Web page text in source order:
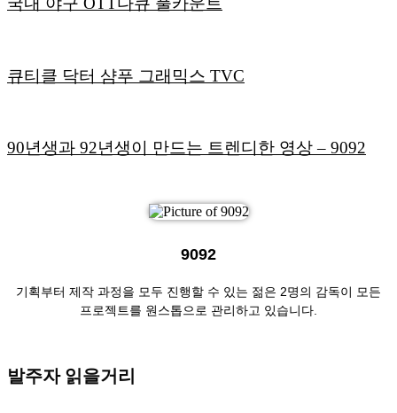
큐티클 닥터 샴푸 그래믹스 TVC
90년생과 92년생이 만드는 트렌디한 영상 – 9092
9092
기획부터 제작 과정을 모두 진행할 수 있는 젊은 2명의 감독이 모든
프로젝트를 원스톱으로 관리하고 있습니다.
발주자 읽을거리